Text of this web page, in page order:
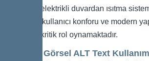
kullanılan elektrikli duvardan ısıtma
verimliliği, kullanıcı konforu ve modern
açısından kritik rol oynamaktadır.
SEO İçin Görsel ALT Text